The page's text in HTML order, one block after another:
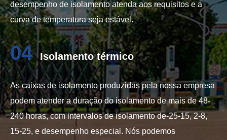
desempenho de isolamento atenda aos requisitos e a
curva de temperatura seja estável.
04 Isolamento térmico
As caixas de isolamento produzidas pela nossa empresa
podem atender a duração do isolamento de mais de 48-
240 horas, com intervalos de isolamento de-25-15, 2-8,
15-25, e desempenho especial. Nós podemos